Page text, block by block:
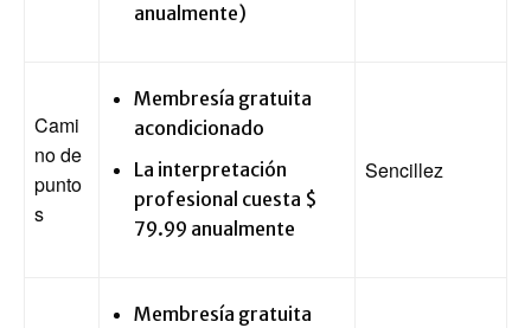
anualmente)
Cami
no de
punto
s
Membresía gratuita
acondicionado
La interpretación
profesional cuesta $
79.99 anualmente
Sencillez
Membresía gratuita